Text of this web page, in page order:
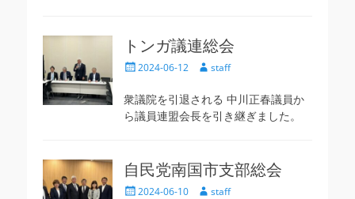
トンガ議連総会
投
日
2024-06-12
投
者
staff
衆議院を引退される 中川正春議員か
ら議員連盟会長を引き継ぎました。
自民党南国市支部総会
投 2024-06-10
投 staff